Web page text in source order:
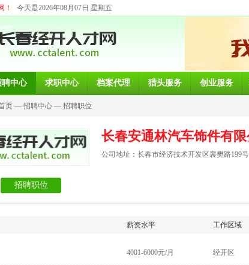
！ 今天是2026年08月07日 星期五
聘中心 求职中心 档案代理 猎头服务 创业服务
页 — 招聘中心 — 招聘职位
长春安通林汽车饰件有限
公司地址：长春市经济技术开发区襄樊路199号
招聘职位
薪资水平 工作区域
4001-6000元/月 经开区